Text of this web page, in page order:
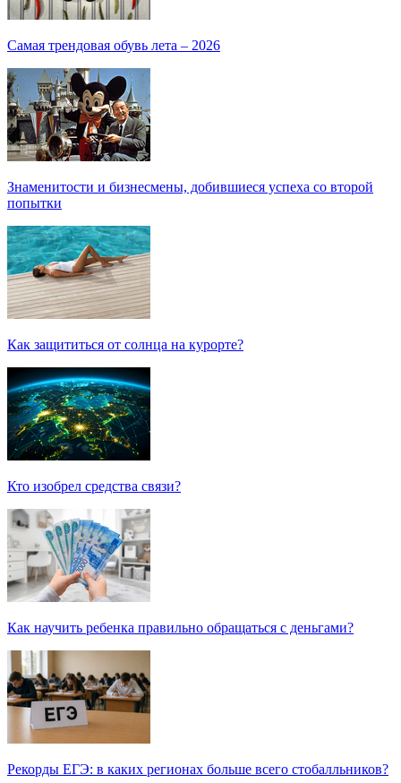
Самая трендовая обувь лета – 2026
Знаменитости и бизнесмены, добившиеся успеха со второй
попытки
Как защититься от солнца на курорте?
Кто изобрел средства связи?
Как научить ребенка правильно обращаться с деньгами?
Рекорды ЕГЭ: в каких регионах больше всего стобалльников?